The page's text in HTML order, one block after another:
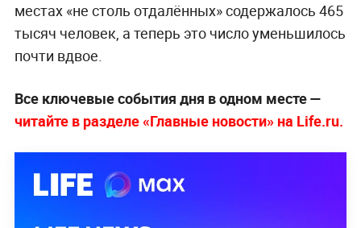
местах «не столь отдалённых» содержалось 465
тысяч человек, а теперь это число уменьшилось
почти вдвое.
Все ключевые события дня в одном месте —
читайте в разделе «Главные новости» на Life.ru.